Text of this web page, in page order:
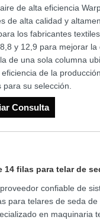
de alta eficiencia
de alta calidad y
los fabricantes
y 12,9 para mejorar
de una sola columna
de la
su selección.
Consulta
14 filas para telar de
confiable de
para telares de seda
en maquinaria